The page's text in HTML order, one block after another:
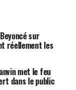
l’intime et
Je
souci. Elle
Elle sait
face et aller
sur
réellement les
met le feu
dans le public